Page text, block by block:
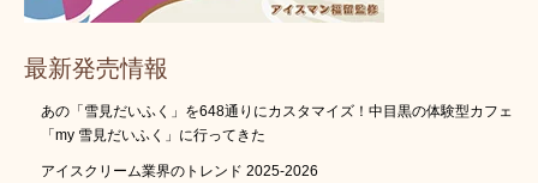
最新発売情報
あの「雪見だいふく」を648通りにカスタマイズ！中目黒の体験型カフェ
「my 雪見だいふく」に行ってきた
アイスクリーム業界のトレンド 2025-2026